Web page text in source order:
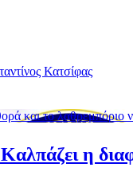
Κατσίφας
και το λαθρεμπόριο
η